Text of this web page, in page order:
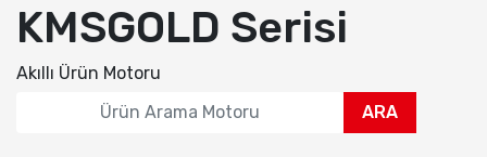
KMSGOLD Serisi
Akıllı Ürün Motoru
ARA